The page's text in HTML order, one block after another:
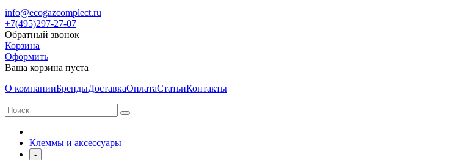
info@ecogazcomplect.ru
+7(495)297-27-07
Обратный звонок
Корзина
Оформить
Ваша корзина пуста
О компанииБрендыДоставкаОплатаСтатьиКонтакты
Клеммы и аксессуары
-